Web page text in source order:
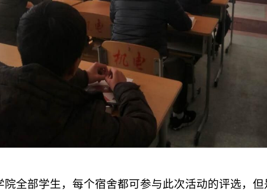
全部学生，每个宿舍都可参与此次活动的评选，